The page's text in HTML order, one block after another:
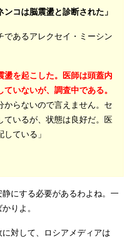
ンコは脳震盪と診断された」
であるアレクセイ・ミーシン
盪を起こした。医師は頭蓋内
いないが、調査中である。
からないので言えません。セ
ているが、状態は良好だ。医
ている」
にする必要があるわよね。一
りよ。
対して、ロシアメディアは